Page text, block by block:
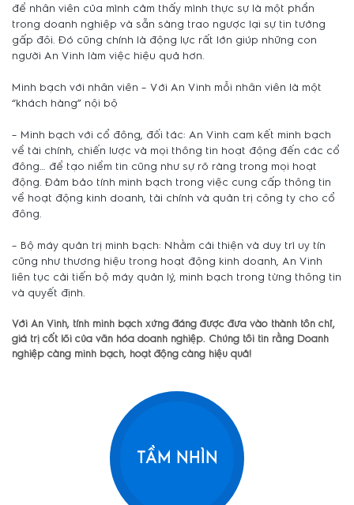
để nhân viên của mình cảm thấy mình thực sự là một phần
trong doanh nghiệp và sẵn sàng trao ngược lại sự tin tưởng
gấp đôi. Đó cũng chính là động lực rất lớn giúp những con
người An Vinh làm việc hiệu quả hơn.
Minh bạch với nhân viên – Với An Vinh mỗi nhân viên là một
“khách hàng” nội bộ
– Minh bạch với cổ đông, đối tác: An Vinh cam kết minh bạch
về tài chính, chiến lược và mọi thông tin hoạt động đến các cổ
đông… để tạo niềm tin cũng như sự rõ ràng trong mọi hoạt
động. Đảm bảo tính minh bạch trong việc cung cấp thông tin
về hoạt động kinh doanh, tài chính và quản trị công ty cho cổ
đông.
– Bộ máy quản trị minh bạch: Nhằm cải thiện và duy trì uy tín
cũng như thương hiệu trong hoạt động kinh doanh, An Vinh
liên tục cải tiến bộ máy quản lý, minh bạch trong từng thông tin
và quyết định.
Với An Vinh, tính minh bạch xứng đáng được đưa vào thành tôn chỉ,
giá trị cốt lõi của văn hóa doanh nghiệp. Chúng tôi tin rằng Doanh
nghiệp càng minh bạch, hoạt động càng hiệu quả!
TẦM NHÌN